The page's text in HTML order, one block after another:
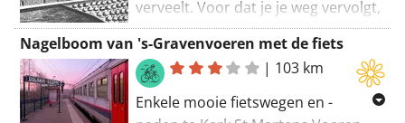
verveelt. Voor dat je je weg vervolgt,
stop zeker eens aan Collégiale Saint-
Barthélemy. Deze route biedt je ook
de mogelijkheid om eens af te
stappen en een museum te
Nagelboom van 's-Gravenvoeren met de fiets
| 103 km
Enkele mooie fietswegen en -